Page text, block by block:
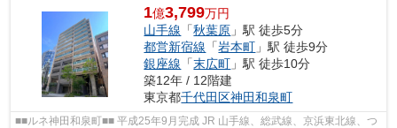
1億3,799万円
山手線 「秋葉原 」駅 徒歩5分
都営新宿線 「岩本町 」駅 徒歩9分
銀座線 「末広町 」駅 徒歩10分
築12年 / 12階建
東京都千代田区神田和泉町
■■ルネ神田和泉町■■ 平成25年9月完成 JR 山手線、総武線、京浜東北線、つ